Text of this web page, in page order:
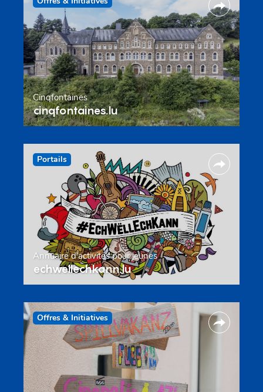
Cinqfontaines
cinqfontaines.lu
Portails
Annuaire d’activités pour jeunes
echwellechkann.lu
Offres & Initiatives